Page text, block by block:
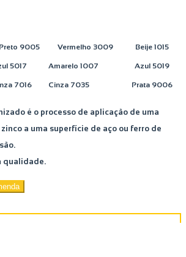
Preto 9005 Vermelho 3009 Beije 1015
5017 Amarelo 1007 Azul 5019
7016 Cinza 7035 Prata 9006
é o processo de aplicação de uma
a uma superfície de aço ou ferro de
qualidade.